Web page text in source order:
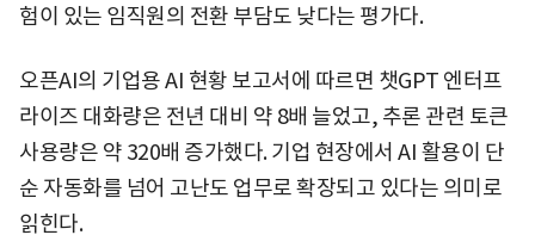
험이 있는 임직원의 전환 부담도 낮다는 평가다.
오픈AI의 기업용 AI 현황 보고서에 따르면 챗GPT 엔터프
라이즈 대화량은 전년 대비 약 8배 늘었고, 추론 관련 토큰
사용량은 약 320배 증가했다. 기업 현장에서 AI 활용이 단
순 자동화를 넘어 고난도 업무로 확장되고 있다는 의미로
읽힌다.